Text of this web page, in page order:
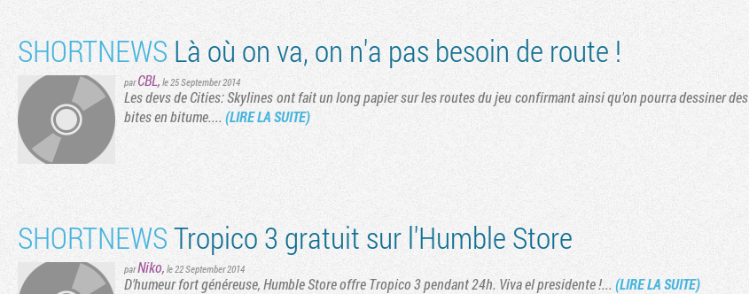
SHORTNEWS Là où on va, on n'a pas besoin de route !
parCBL, le 25 September 2014
Les devs de Cities: Skylines ont fait un long papier sur les routes du jeu confirmant ainsi qu'on pourra dessiner des
bites en bitume....(LIRE LA SUITE)
SHORTNEWSTropico 3 gratuit sur l'Humble Store
parNiko, le 22 September 2014
D'humeur fort généreuse, Humble Store offre Tropico 3 pendant 24h. Viva el presidente !...(LIRE LA SUITE)